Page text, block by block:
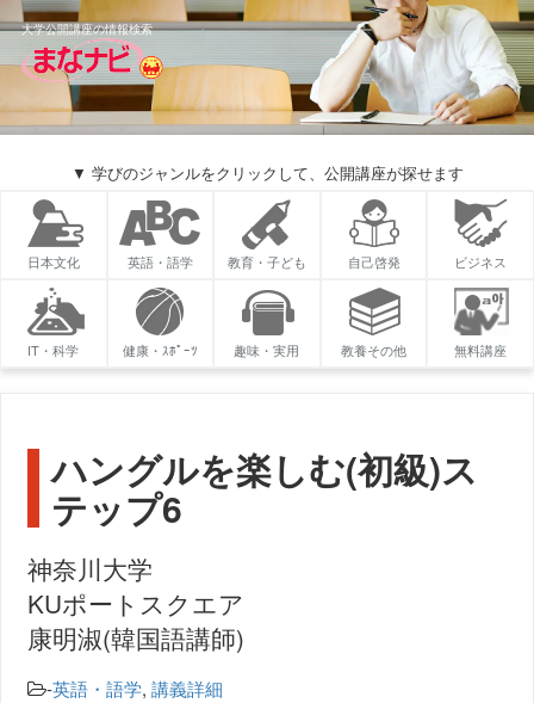
大学公開講座の情報検索
▼ 学びのジャンルをクリックして、公開講座が探せます
日本文化 英語・語学 教育・子ども 自己啓発 ビジネス
IT・科学 健康・ｽﾎﾟｰﾂ 趣味・実用 教養その他 無料講座
ハングルを楽しむ(初級)ス
テップ6
神奈川大学
KUポートスクエア
康明淑(韓国語講師)
-英語・語学,講義詳細